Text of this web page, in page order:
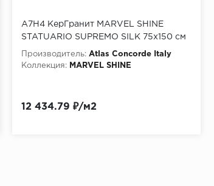
A7H4 КерГранит MARVEL SHINE
STATUARIO SUPREMO SILK 75x150 см
NEW
Производитель: Atlas Concorde Italy
Коллекция:
MARVEL SHINE
12 434.79 ₽/м2